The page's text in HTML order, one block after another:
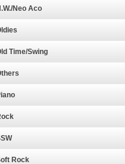
Neo Aco
Time/Swing
Rock